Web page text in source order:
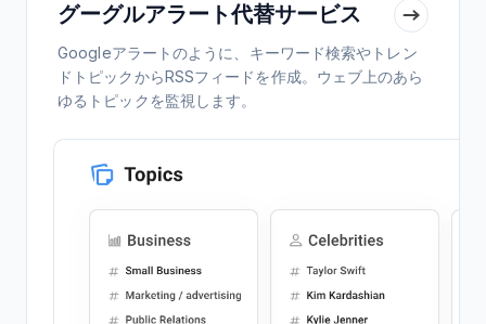
グーグルアラート代替サービス
Googleアラートのように、キーワード検索やトレン
ドトピックからRSSフィードを作成。ウェブ上のあら
ゆるトピックを監視します。